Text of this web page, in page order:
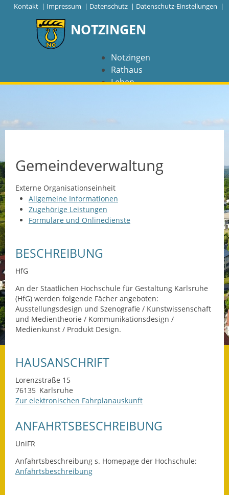
Kontakt | Impressum | Datenschutz | Datenschutz-Einstellungen |
NOTZINGEN
Notzingen
Rathaus
Leben
NAVIGATION
Barrierefreiheit
Coronavirus
Gebärdensprache
Geschichte und
Gegenwart
Leichte Sprache
Gemeindeverwaltung
Externe Organisationseinheit
Allgemeine Informationen
Zugehörige Leistungen
Formulare und Onlinedienste
BESCHREIBUNG
HfG
An der Staatlichen Hochschule für Gestaltung Karlsruhe
(HfG) werden folgende Fächer angeboten:
Ausstellungsdesign und Szenografie / Kunstwissenschaft
und Medientheorie / Kommunikationsdesign /
Medienkunst / Produkt Design.
HAUSANSCHRIFT
Lorenzstraße 15
76135 Karlsruhe
Zur elektronischen Fahrplanauskunft
ANFAHRTSBESCHREIBUNG
UniFR
Anfahrtsbeschreibung s. Homepage der Hochschule:
Anfahrtsbeschreibung